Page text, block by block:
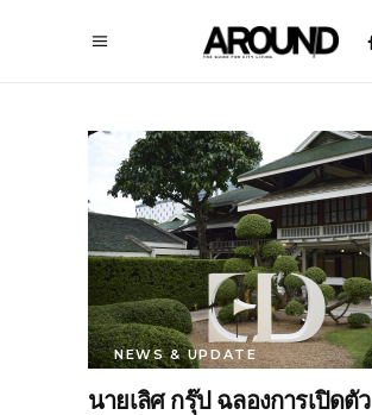
NEWS & UPDATE
นายเลิศ กรุ๊ป ฉลองการเปิดตัว